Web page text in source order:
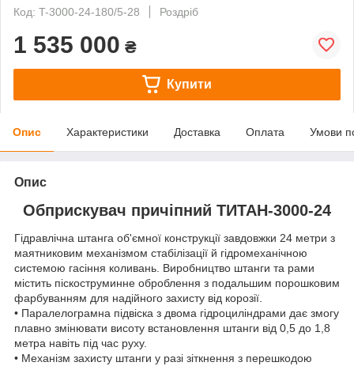
Код: T-3000-24-180/5-28
Роздріб
1 535 000 ₴
Купити
Опис Характеристики Доставка Оплата Умови
Опис
Обприскувач причіпний ТИТАН-3000-24
Гідравлічна штанга об'ємної конструкції завдовжки 24 метри з
маятниковим механізмом стабілізації й гідромеханічною
системою гасіння коливань. Виробництво штанги та рами
містить піскоструминне оброблення з подальшим порошковим
фарбуванням для надійного захисту від корозії.
• Паралелограмна підвіска з двома гідроциліндрами дає змогу
плавно змінювати висоту встановлення штанги від 0,5 до 1,8
метра навіть під час руху.
• Механізм захисту штанги у разі зіткнення з перешкодою